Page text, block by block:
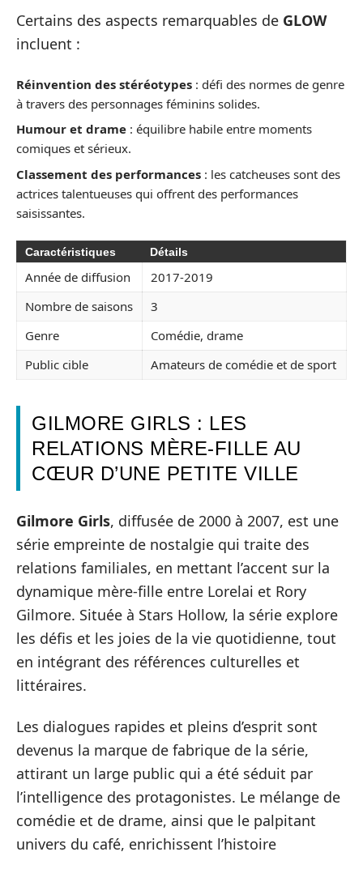
Certains des aspects remarquables de GLOW
incluent :
Réinvention des stéréotypes : défi des normes de genre
à travers des personnages féminins solides.
Humour et drame : équilibre habile entre moments
comiques et sérieux.
Classement des performances : les catcheuses sont des
actrices talentueuses qui offrent des performances
saisissantes.
Caractéristiques Détails
Année de diffusion
2017-2019
Nombre de saisons
3
Genre
Comédie, drame
Public cible
Amateurs de comédie et de sport
GILMORE GIRLS : LES
RELATIONS MÈRE-FILLE AU
CŒUR D’UNE PETITE VILLE
Gilmore Girls, diffusée de 2000 à 2007, est une
série empreinte de nostalgie qui traite des
relations familiales, en mettant l’accent sur la
dynamique mère-fille entre Lorelai et Rory
Gilmore. Située à Stars Hollow, la série explore
les défis et les joies de la vie quotidienne, tout
en intégrant des références culturelles et
littéraires.
Les dialogues rapides et pleins d’esprit sont
devenus la marque de fabrique de la série,
attirant un large public qui a été séduit par
l’intelligence des protagonistes. Le mélange de
comédie et de drame, ainsi que le palpitant
univers du café, enrichissent l’histoire